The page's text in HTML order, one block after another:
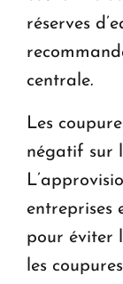
réserves
centrale.
Les
négatif sur
entreprises
pour éviter
les